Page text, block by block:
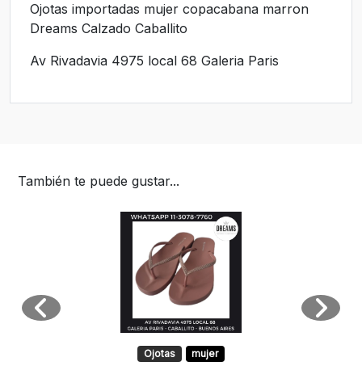
Ojotas importadas mujer copacabana marron
Dreams Calzado Caballito
Av Rivadavia 4975 local 68 Galeria Paris
También te puede gustar...
Ojotas mujer